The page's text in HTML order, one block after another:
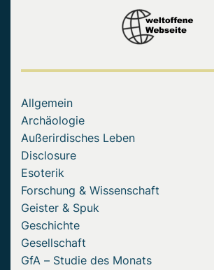
Allgemein
Archäologie
Außerirdisches Leben
Disclosure
Esoterik
Forschung & Wissenschaft
Geister & Spuk
Geschichte
Gesellschaft
GfA – Studie des Monats